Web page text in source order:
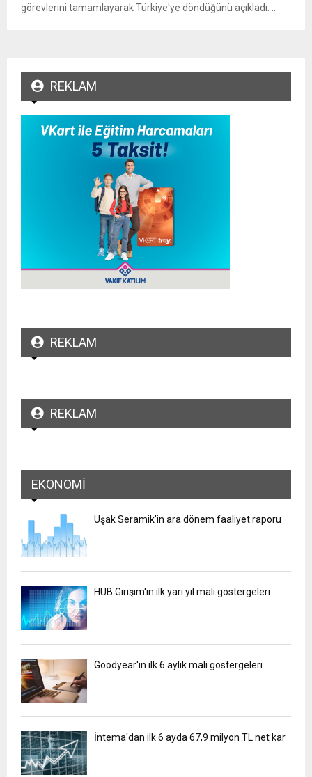
görevlerini tamamlayarak Türkiye'ye döndüğünü açıkladı. ..
REKLAM
REKLAM
REKLAM
EKONOMI
Uşak Seramik'in ara dönem faaliyet raporu
HUB Girişim'in ilk yarı yıl mali göstergeleri
Goodyear'in ilk 6 aylık mali göstergeleri
İntema'dan ilk 6 ayda 67,9 milyon TL net kar